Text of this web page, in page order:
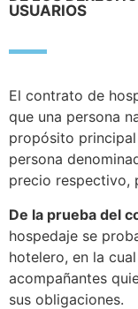
USUARIOS
El contrato de
que una persona
propósito
persona
precio respectivo,
De la prueba del
hospedaje se
hotelero, en la
acompañantes
sus obligaciones.